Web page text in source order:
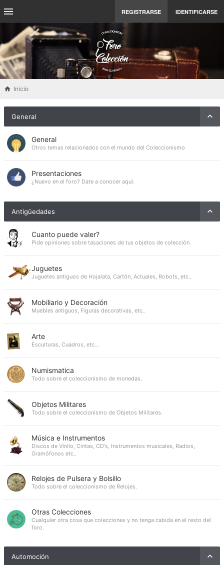
REGISTRARSE IDENTIFICARSE
Inicio
General
General
Otros temas relacionados con el mundo del Coleccionismo
Presentaciones
¿Nuevo en el foro? Date a conocer aquí.
Antigüedades
Cuanto puede valer?
Pide opiniones sobre tasaciones de tus objetos de colección.
Juguetes
Juguetes antiguos de Hojalata, Cartón, Actuales, Robots, etc..
Mobiliario y Decoración
Muebles antiguos, Figuras decorativas, etc..
Arte
Esculturas, Cuadros, etc...
Numismatica
Todo sobre el coleccionismo de monedas.
Objetos Militares
Todo sobre el coleccionismo de Objetos Militares.
Música e Instrumentos
Discos de Vinilo, Cintas, CD's, Instrumentos musicales, Radios,
Gramófonos etc..
Relojes de Pulsera y Bolsillo
Todo sobre el coleccionismo de Relojes.
Otras Colecciones
Cualquier otra cosa que colecciones y no tenga cabida en el resto del
foro.
Automoción